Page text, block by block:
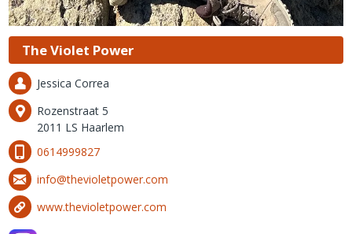
The Violet Power
Jessica Correa
Rozenstraat 5
2011 LS Haarlem
0614999827
info@thevioletpower.com
www.thevioletpower.com